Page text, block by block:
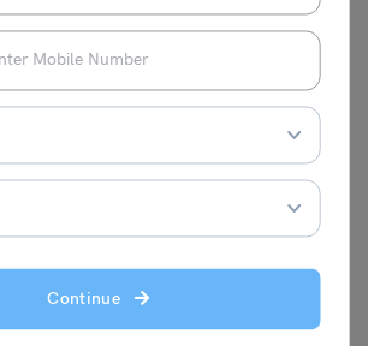
Continue
ऑफ ब्रिस्टल
ने इंजीनियरिंग की दुनिया में अपनी अलग पहचान
और प्रयोगात्मक पढ़ाई के कारण बनाई है। यहां
कोर्स इसलिए चर्चा में हैं क्योंकि ब्रिस्टल शहर
कंपनियों का बड़ा हब है। कई इंजीनियरिंग
उद्योगों और स्टार्ट‑अप्स के साथ जुड़े होते हैं,
से परे असली समस्या समाधान और प्रोडक्ट